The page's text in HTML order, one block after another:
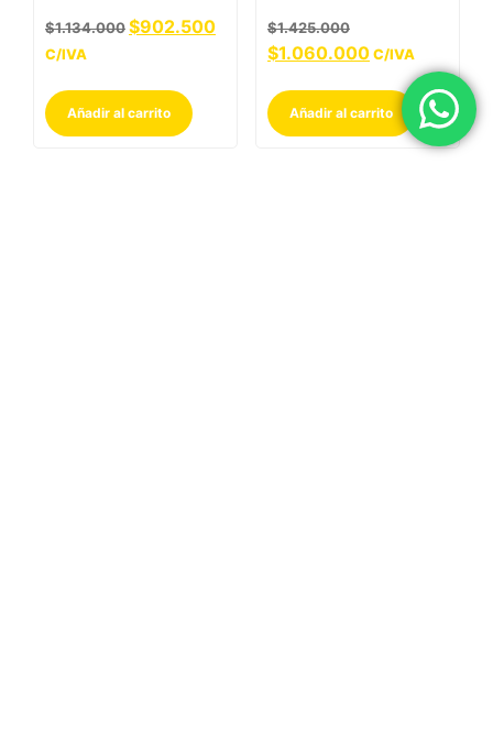
$1.134.000$902.500
C/IVA
Añadir al carrito
$1.425.000
$1.060.000 C/IVA
Añadir al carrito